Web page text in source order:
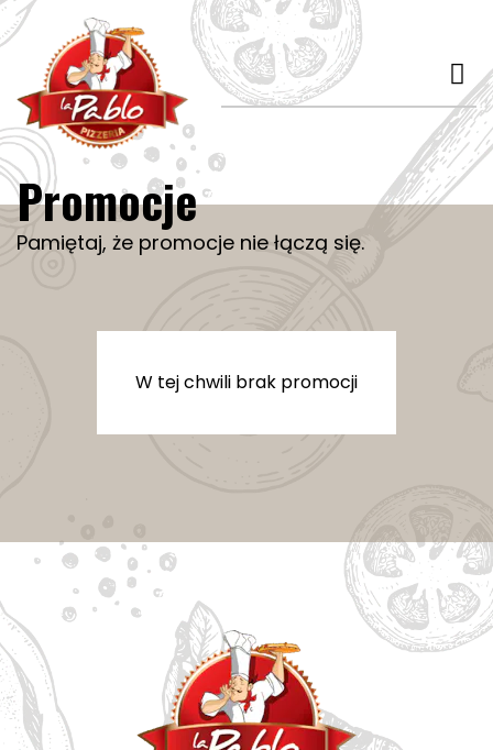
Promocje
Pamiętaj, że promocje nie łączą się.
W tej chwili brak promocji